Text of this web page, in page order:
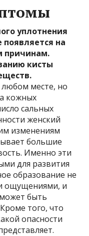
уплотнения
на
причинам.
кисты
любом месте, но
кожных
сальных
женский
изменениям
большие
Именно эти
для развития
образование не
ощущениями, и
быть
того, что
опасности